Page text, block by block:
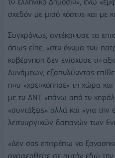
σχεδόν με μισό κόστος και με
Συγχρόνως, αντέκρουσε τα
όπως είπε, «στο όνομα του
κυβέρνηση δεν ενίσχυσε το
Δυνάμεων, εξαπολύοντας
που «χρεοκόπησε» τη χώρα
με το ΔΝΤ «πάνω από το
«συντάξεις» αλλά και «για
λειτουργικών δαπανών των
«Δεν σας επιτρέπω να
αναφερθείτε σε αυτήν εδώ